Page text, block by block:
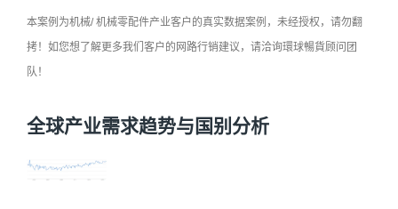
本案例为机械/ 机械零配件产业客户的真实数据案例，未经授权，请勿翻
拷！如您想了解更多我们客户的网路行销建议，请洽询環球暢貨顾问团
队！
全球产业需求趋势与国别分析